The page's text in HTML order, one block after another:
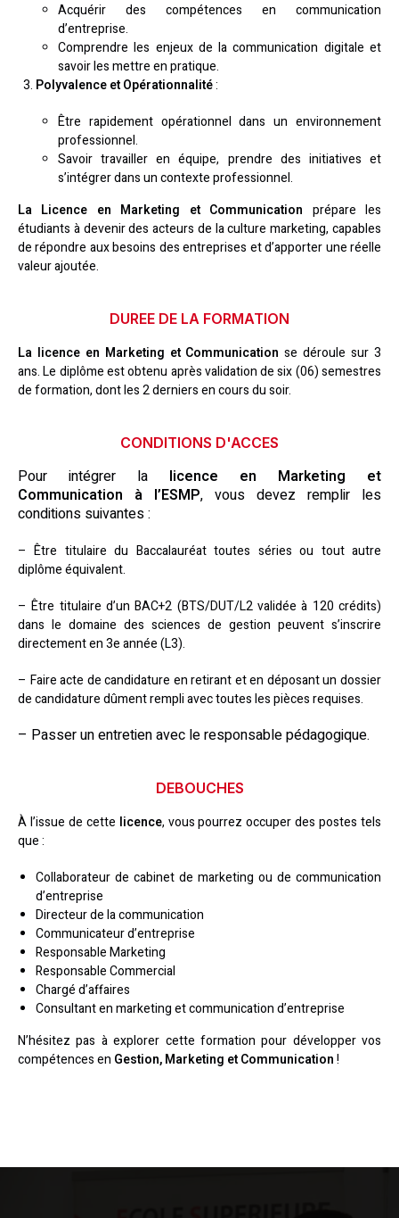
Acquérir des compétences en communication
d’entreprise.
Comprendre les enjeux de la communication digitale et
savoir les mettre en pratique.
Polyvalence et Opérationnalité:
Être rapidement opérationnel dans un environnement
professionnel.
Savoir travailler en équipe, prendre des initiatives et
s’intégrer dans un contexte professionnel.
La Licence en Marketing et Communication prépare les
étudiants à devenir des acteurs de la culture marketing, capables
de répondre aux besoins des entreprises et d’apporter une réelle
valeur ajoutée.
DUREE DE LA FORMATION
La licence en Marketing et Communication se déroule sur 3
ans. Le diplôme est obtenu après validation de six (06) semestres
de formation, dont les 2 derniers en cours du soir.
CONDITIONS D'ACCES
Pour intégrer la licence en Marketing et
Communication à l’ESMP, vous devez remplir les
conditions suivantes :
– Être titulaire du Baccalauréat toutes séries ou tout autre
diplôme équivalent.
– Être titulaire d’un BAC+2 (BTS/DUT/L2 validée à 120 crédits)
dans le domaine des sciences de gestion peuvent s’inscrire
directement en 3e année (L3).
– Faire acte de candidature en retirant et en déposant un dossier
de candidature dûment rempli avec toutes les pièces requises.
– Passer un entretien avec le responsable pédagogique.
DEBOUCHES
À l’issue de cette licence, vous pourrez occuper des postes tels
que :
Collaborateur de cabinet de marketing ou de communication
d’entreprise
Directeur de la communication
Communicateur d’entreprise
Responsable Marketing
Responsable Commercial
Chargé d’affaires
Consultant en marketing et communication d’entreprise
N’hésitez pas à explorer cette formation pour développer vos
compétences en Gestion, Marketing et Communication!